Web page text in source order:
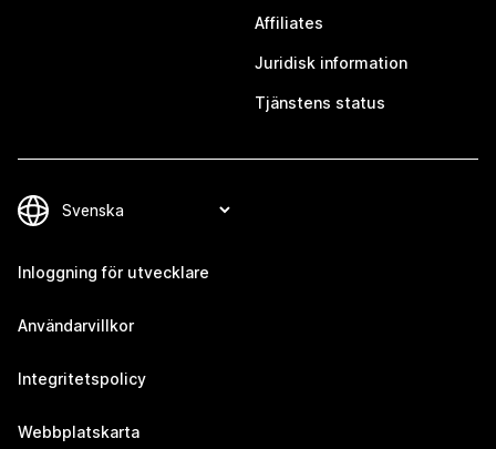
Affiliates
Juridisk information
Tjänstens status
Inloggning för utvecklare
Användarvillkor
Integritetspolicy
Webbplatskarta